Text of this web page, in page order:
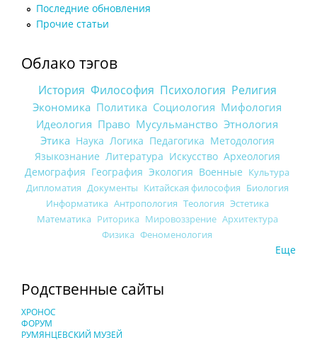
Последние обновления
Прочие статьи
Облако тэгов
История Философия Психология Религия
Экономика Политика Социология Мифология
Идеология Право Мусульманство Этнология
Этика Наука Логика Педагогика Методология
Языкознание Литература Искусство Археология
Демография География Экология Военные Культура
Дипломатия Документы Китайская философия Биология
Информатика Антропология Теология Эстетика
Математика Риторика Мировоззрение Архитектура
Физика Феноменология
Еще
Родственные сайты
ХРОНОС
ФОРУМ
РУМЯНЦЕВСКИЙ МУЗЕЙ